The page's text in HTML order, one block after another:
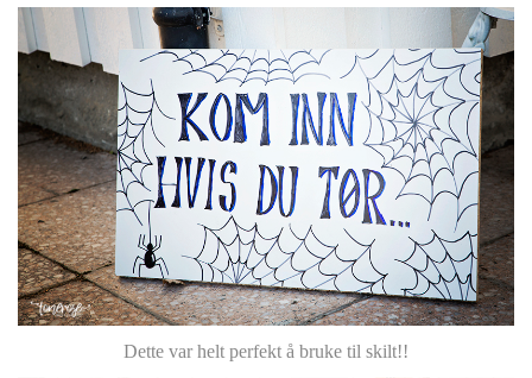
Dette var helt perfekt å bruke til skilt!!